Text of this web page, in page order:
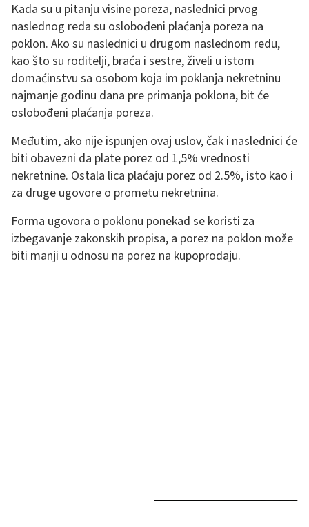
Kada su u pitanju visine poreza, naslednici prvog
naslednog reda su oslobođeni plaćanja poreza na
poklon. Ako su naslednici u drugom naslednom redu,
kao što su roditelji, braća i sestre, živeli u istom
domaćinstvu sa osobom koja im poklanja nekretninu
najmanje godinu dana pre primanja poklona, bit će
oslobođeni plaćanja poreza.
Međutim, ako nije ispunjen ovaj uslov, čak i naslednici će
biti obavezni da plate porez od 1,5% vrednosti
nekretnine. Ostala lica plaćaju porez od 2.5%, isto kao i
za druge ugovore o prometu nekretnina.
Forma ugovora o poklonu ponekad se koristi za
izbegavanje zakonskih propisa, a porez na poklon može
biti manji u odnosu na porez na kupoprodaju.